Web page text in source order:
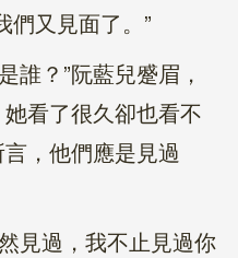
們又見面了。”
？”阮藍兒蹙眉，
看了很久卻也看不
，他們應是見過
過，我不止見過你